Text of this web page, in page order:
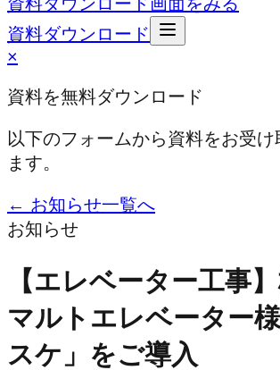
資料ダウンロード
×
資料を無料ダウンロード
以下のフォームから資料をお受
ます。
← お知らせ一覧へ
お知らせ
【エレベーター工事
マルトエレベーター
スケ」をご導入